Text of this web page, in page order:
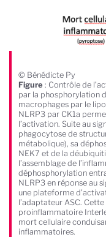
© Bénédicte Py
Figure : Contrôle de
par la phosphorylation
macrophages par le
NLRP3 par CK1a
l’activation. Suite au
phagocytose de
métabolique), sa
NEK7 et de la
l’assemblage de
déphosphorylation
NLRP3 en réponse au
une plateforme
l’adaptateur ASC.
proinflammatoire
mort cellulaire
inflammatoires.